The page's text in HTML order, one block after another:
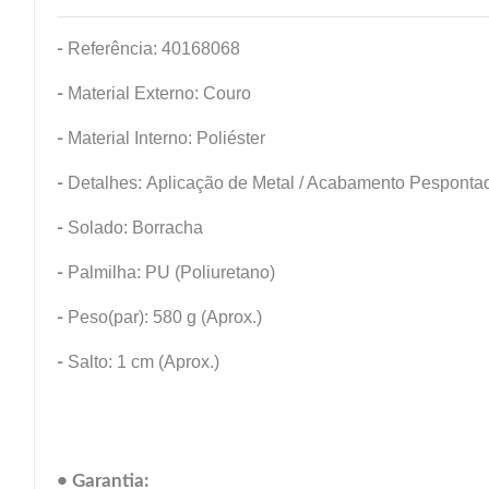
- Referência: 40168068
- Material Externo: Couro
- Material Interno: Poliéster
- Detalhes: Aplicação de Metal / Acabamento
- Solado: Borracha
- Palmilha: PU (Poliuretano)
- Peso(par): 580 g (Aprox.)
- Salto: 1 cm (Aprox.)
• Garantia: